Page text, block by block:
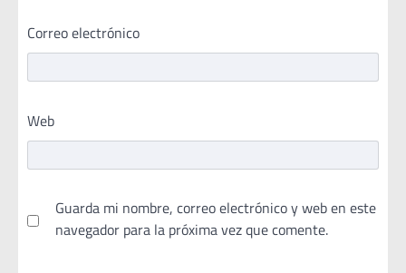
Correo electrónico
Web
Guarda mi nombre, correo electrónico y web en este
navegador para la próxima vez que comente.